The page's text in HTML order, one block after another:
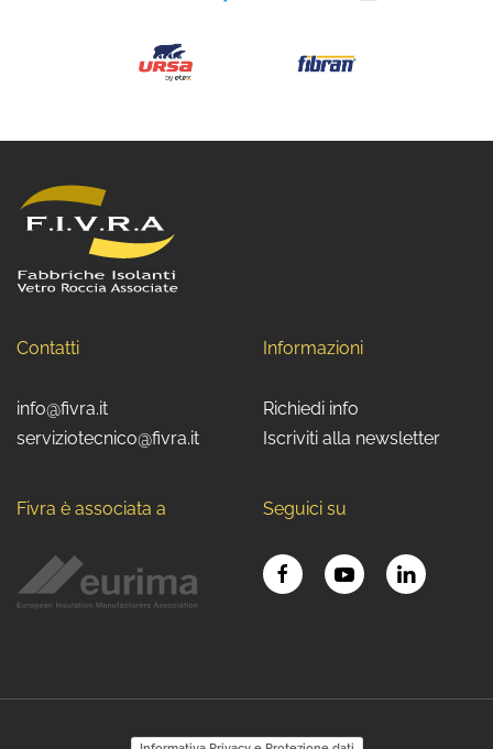
Contatti
info@fivra.it
serviziotecnico@fivra.it
Informazioni
Richiedi info
Iscriviti alla newsletter
Fivra è associata a Seguici su